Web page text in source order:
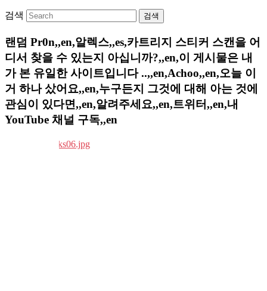
검색
랜덤 Pr0n,,en,알렉스,,es,카트리지 스티커 스캔을 어
디서 찾을 수 있는지 아십니까?,,en,이 게시물은 내
가 본 유일한 사이트입니다 ..,,en,Achoo,,en,오늘 이
거 하나 샀어요,,en,누구든지 그것에 대해 아는 것에
관심이 있다면,,en,알려주세요,,en,트위터,,en,내
YouTube 채널 구독,,en